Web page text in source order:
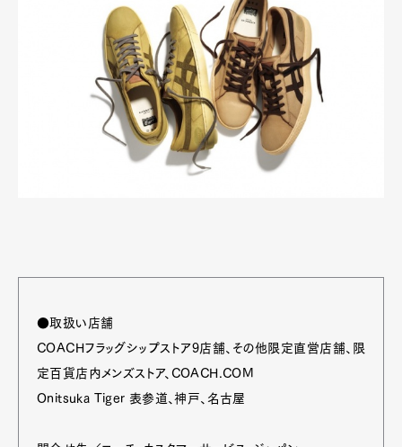
●取扱い店舗
COACHフラッグシップストア9店舗、その他限定直営店舗、限
定百貨店内メンズストア、COACH.COM
Onitsuka Tiger 表参道、神戸、名古屋